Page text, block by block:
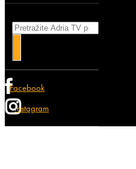
Facebook
Instagram